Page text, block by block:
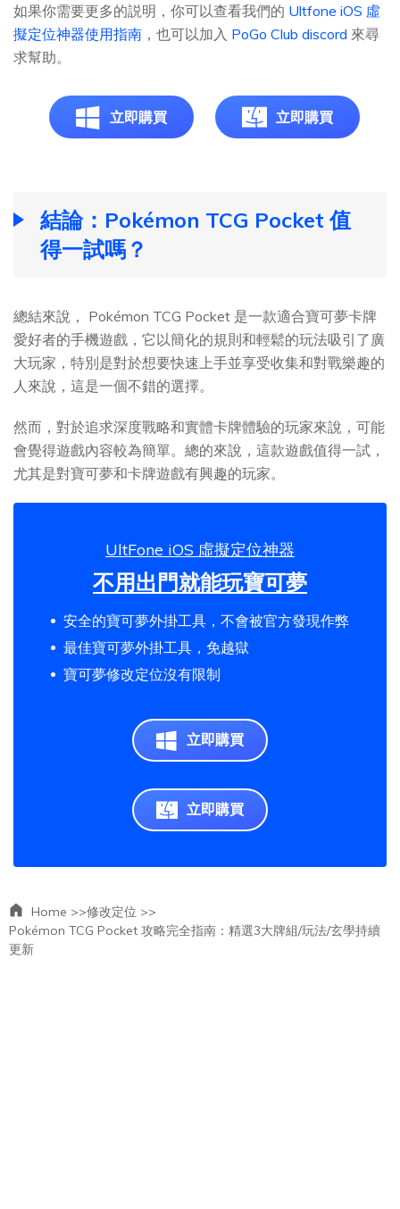
如果你需要更多的説明，你可以查看我們的 Ultfone iOS 虛
擬定位神器使用指南 ，也可以加入 PoGo Club discord 來尋
求幫助。
立即購買 立即購買
結論：Pokémon TCG Pocket 值
得一試嗎？
總結來說， Pokémon TCG Pocket 是一款適合寶可夢卡牌
愛好者的手機遊戲，它以簡化的規則和輕鬆的玩法吸引了廣
大玩家，特別是對於想要快速上手並享受收集和對戰樂趣的
人來說，這是一個不錯的選擇。
然而，對於追求深度戰略和實體卡牌體驗的玩家來說，可能
會覺得遊戲內容較為簡單。總的來說，這款遊戲值得一試，
尤其是對寶可夢和卡牌遊戲有興趣的玩家。
UltFone iOS 虛擬定位神器
不用出門就能玩寶可夢
安全的寶可夢外掛工具，不會被官方發現作弊
最佳寶可夢外掛工具，免越獄
寶可夢修改定位沒有限制
立即購買
立即購買
Home >>修改定位 >>
Pokémon TCG Pocket 攻略完全指南：精選3大牌組/玩法/玄學持續
更新